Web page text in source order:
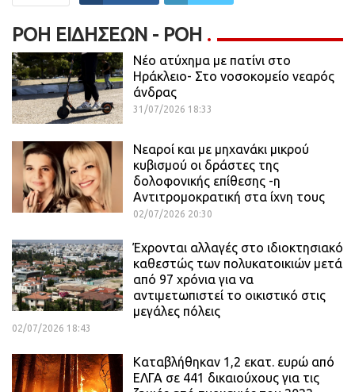
ΡΟΉ ΕΙΔΉΣΕΩΝ - ΡΟΗ
Νέο ατύχημα με πατίνι στο
Ηράκλειο- Στο νοσοκομείο νεαρός
άνδρας
31/07/2026 18:33
Νεαροί και με μηχανάκι μικρού
κυβισμού οι δράστες της
δολοφονικής επίθεσης -η
Αντιτρομοκρατική στα ίχνη τους
02/07/2026 20:30
Έχρονται αλλαγές στο ιδιοκτησιακό
καθεστώς των πολυκατοικιών μετά
από 97 χρόνια για να
αντιμετωπιστεί το οικιστικό στις
μεγάλες πόλεις
02/07/2026 18:43
Καταβλήθηκαν 1,2 εκατ. ευρώ από
ΕΛΓΑ σε 441 δικαιούχους για τις